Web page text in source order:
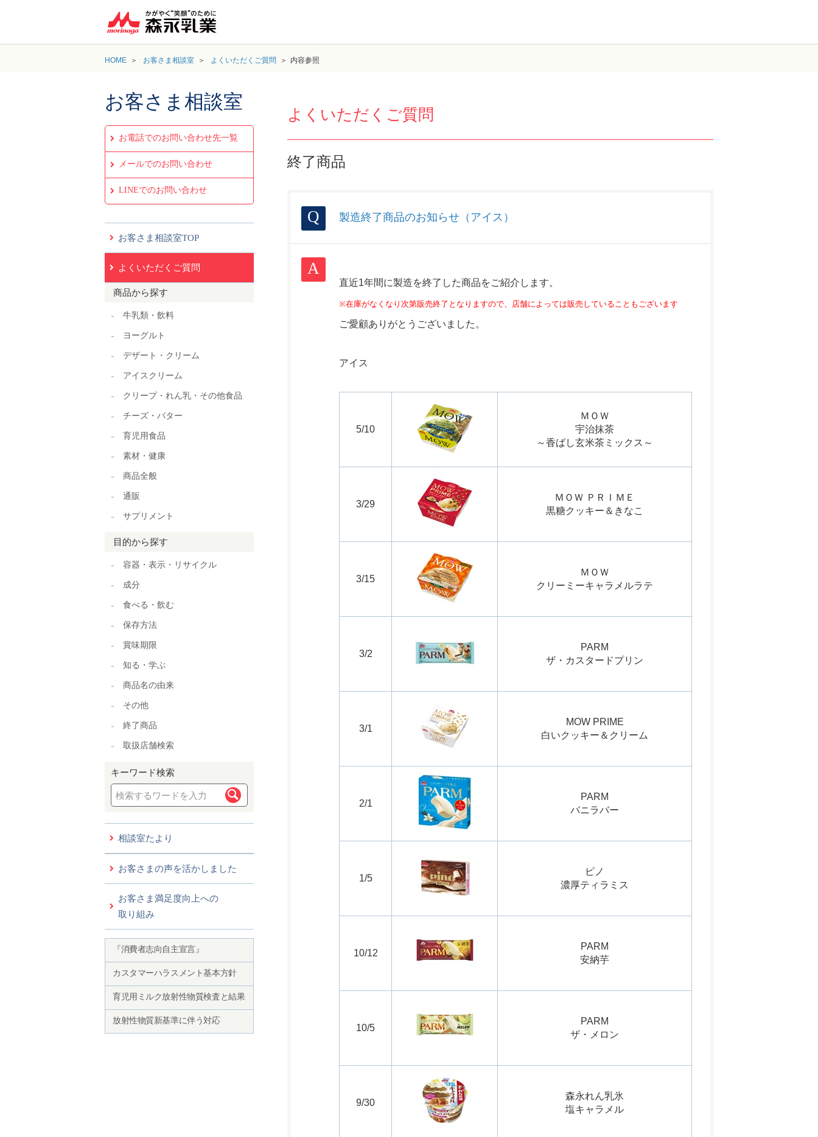
HOME お客さま相談室 よくいただくご質問 内容参照
お客さま相談室
お電話でのお問い合わせ先一覧
メールでのお問い合わせ
LINEでのお問い合わせ
お客さま相談室TOP
よくいただくご質問
商品から探す
牛乳類・飲料
ヨーグルト
デザート・クリーム
アイスクリーム
クリープ・れん乳・その他食品
チーズ・バター
育児用食品
素材・健康
商品全般
通販
サプリメント
目的から探す
容器・表示・リサイクル
成分
食べる・飲む
保存方法
賞味期限
知る・学ぶ
商品名の由来
その他
終了商品
取扱店舗検索
キーワード検索
相談室たより
お客さまの声を活かしました
お客さま満足度向上への
取り組み
『消費者志向自主宣言』
カスタマーハラスメント基本方針
育児用ミルク放射性物質検査と結果
放射性物質新基準に伴う対応
よくいただくご質問
終了商品
製造終了商品のお知らせ（アイス）
直近1年間に製造を終了した商品をご紹介します。
※在庫がなくなり次第販売終了となりますので、 店舗によっては販売していることもございます
ご愛顧ありがとうございました。
アイス
5/10
ＭＯＷ
宇治抹茶
～香ばし玄米茶ミックス～
3/29
ＭＯＷ ＰＲＩＭＥ
黒糖クッキー＆きなこ
3/15
ＭＯＷ
クリーミーキャラメルラテ
3/2
PARM
ザ・カスタードプリン
3/1
MOW PRIME
白いクッキー＆クリーム
2/1
PARM
バニラバー
1/5
ピノ
濃厚ティラミス
10/12
PARM
安納芋
10/5
PARM
ザ・メロン
9/30
森永れん乳氷
塩キャラメル